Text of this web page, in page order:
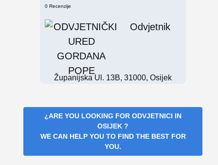
0 Recenzije
Odvjetnik
Županijska Ul. 13B, 31000, Osijek
¿ARE YOU LOOKING FOR ODVJETNICI IN
OSIJEK ?
WE CAN HELP YOU TO FIND THE BEST FOR
YOU.